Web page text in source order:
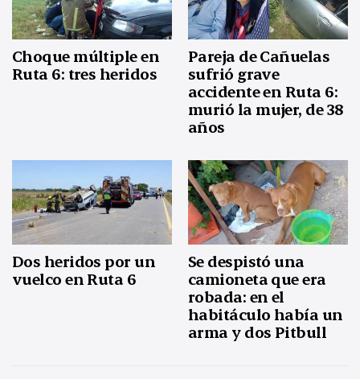
Choque múltiple en
Ruta 6: tres heridos
Pareja de Cañuelas
sufrió grave
accidente en Ruta 6:
murió la mujer, de 38
años
Dos heridos por un
vuelco en Ruta 6
Se despistó una
camioneta que era
robada: en el
habitáculo había un
arma y dos Pitbull